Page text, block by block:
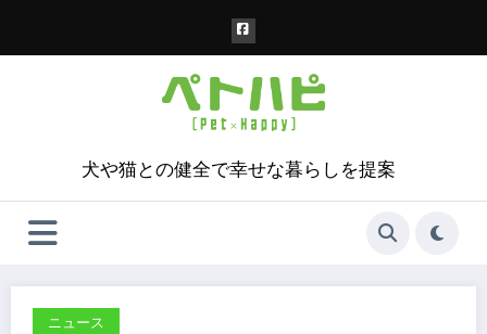
犬や猫との健全で幸せな暮らしを提案
ニュース